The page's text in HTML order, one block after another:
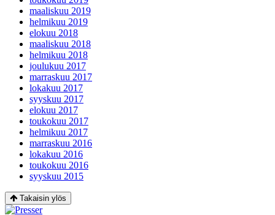
maaliskuu 2019
helmikuu 2019
elokuu 2018
maaliskuu 2018
helmikuu 2018
joulukuu 2017
marraskuu 2017
lokakuu 2017
syyskuu 2017
elokuu 2017
toukokuu 2017
helmikuu 2017
marraskuu 2016
lokakuu 2016
toukokuu 2016
syyskuu 2015
Takaisin ylös